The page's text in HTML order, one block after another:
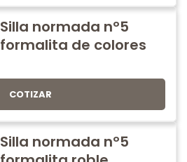
Silla normada nº5
formalita de colores
COTIZAR
Silla normada nº5